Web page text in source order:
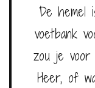
De hemel
voetbank
zou je voor
Heer, of